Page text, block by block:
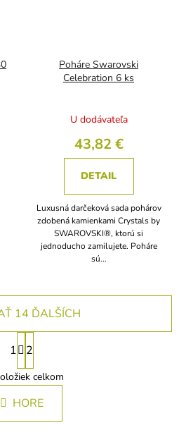
Poháre Swarovski
Celebration 6 ks
U dodávateľa
43,82 €
DETAIL
Luxusná darčeková sada pohárov
zdobená kamienkami Crystals by
SWAROVSKI®, ktorú si
jednoducho zamilujete. Poháre
sú...
v
l
á
d
14 ĎALŠÍCH
S
t
r
á
n
k
1 2
celkom
HORE